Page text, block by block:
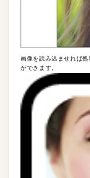
画像を読み込ませれば
ができます。